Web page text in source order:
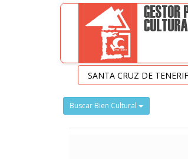
Buscar Bien Cultural